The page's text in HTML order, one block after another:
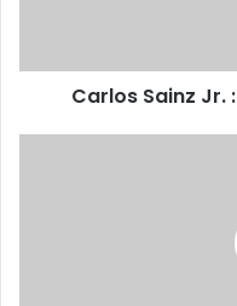
Carlos Sainz Jr.